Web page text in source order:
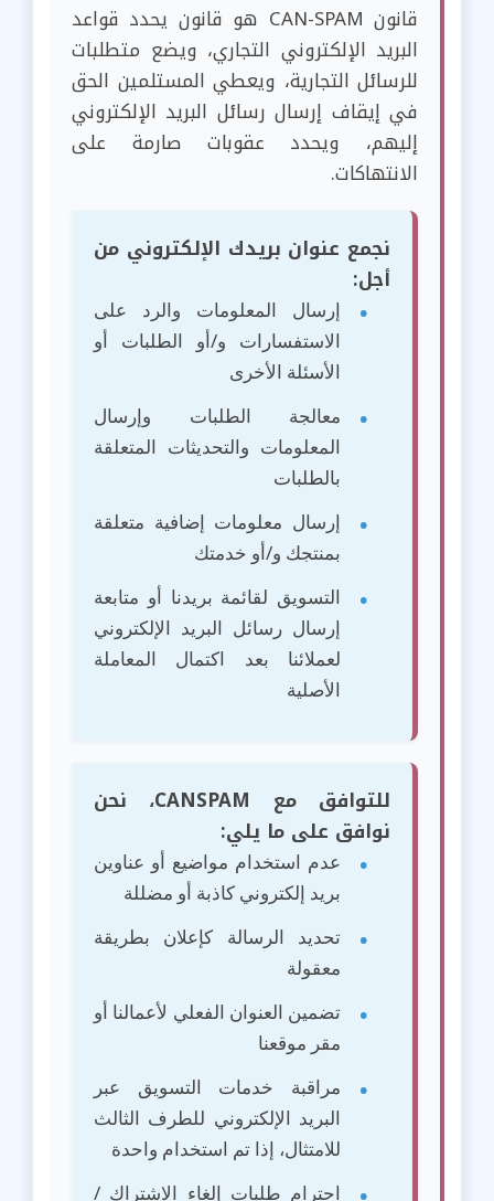
قانون CAN-SPAM هو قانون يحدد قواعد
البريد الإلكتروني التجاري، ويضع متطلبات
للرسائل التجارية، ويعطي المستلمين الحق
في إيقاف إرسال رسائل البريد الإلكتروني
إليهم، ويحدد عقوبات صارمة على
الانتهاكات.
نجمع عنوان بريدك الإلكتروني من
أجل:
إرسال المعلومات والرد على
الاستفسارات و/أو الطلبات أو
الأسئلة الأخرى
معالجة الطلبات وإرسال
المعلومات والتحديثات المتعلقة
بالطلبات
إرسال معلومات إضافية متعلقة
بمنتجك و/أو خدمتك
التسويق لقائمة بريدنا أو متابعة
إرسال رسائل البريد الإلكتروني
لعملائنا بعد اكتمال المعاملة
الأصلية
للتوافق مع CANSPAM، نحن
نوافق على ما يلي:
عدم استخدام مواضيع أو عناوين
بريد إلكتروني كاذبة أو مضللة
تحديد الرسالة كإعلان بطريقة
معقولة
تضمين العنوان الفعلي لأعمالنا أو
مقر موقعنا
مراقبة خدمات التسويق عبر
البريد الإلكتروني للطرف الثالث
للامتثال، إذا تم استخدام واحدة
احترام طلبات إلغاء الاشتراك /